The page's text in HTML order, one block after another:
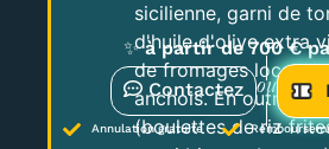
sicilienne, garni de
d'huile d'olive extra
de fromages locaux
anchois. En outre,
(boulettes de riz
✨à partir de 700 €
Contactez
ou
Annulation gratuite